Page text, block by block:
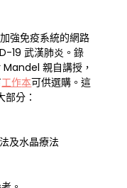
強免疫系統的網路
19 武漢肺炎。錄
親自講授，
工作本可供選購。這
分：
及水晶療法